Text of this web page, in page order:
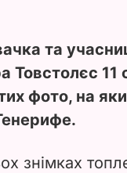
та
Товстолєс 11
фото, на
знімках